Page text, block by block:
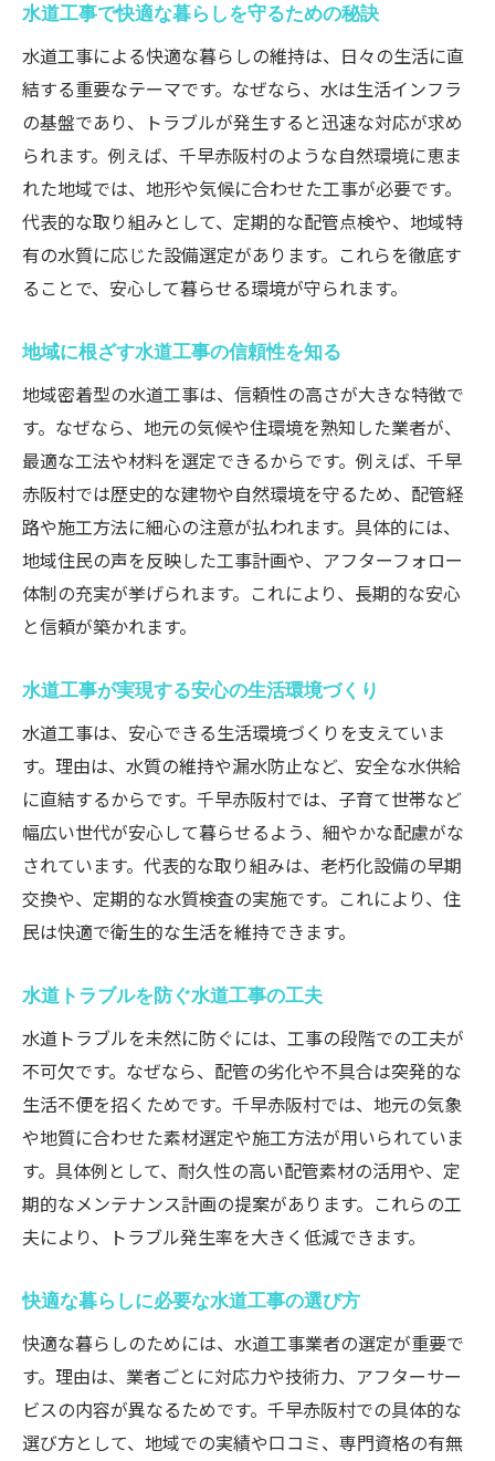
水道工事で快適な暮らしを守るための秘訣
水道工事による快適な暮らしの維持は、日々の生活に直
結する重要なテーマです。なぜなら、水は生活インフラ
の基盤であり、トラブルが発生すると迅速な対応が求め
られます。例えば、千早赤阪村のような自然環境に恵ま
れた地域では、地形や気候に合わせた工事が必要です。
代表的な取り組みとして、定期的な配管点検や、地域特
有の水質に応じた設備選定があります。これらを徹底す
ることで、安心して暮らせる環境が守られます。
地域に根ざす水道工事の信頼性を知る
地域密着型の水道工事は、信頼性の高さが大きな特徴で
す。なぜなら、地元の気候や住環境を熟知した業者が、
最適な工法や材料を選定できるからです。例えば、千早
赤阪村では歴史的な建物や自然環境を守るため、配管経
路や施工方法に細心の注意が払われます。具体的には、
地域住民の声を反映した工事計画や、アフターフォロー
体制の充実が挙げられます。これにより、長期的な安心
と信頼が築かれます。
水道工事が実現する安心の生活環境づくり
水道工事は、安心できる生活環境づくりを支えていま
す。理由は、水質の維持や漏水防止など、安全な水供給
に直結するからです。千早赤阪村では、子育て世帯など
幅広い世代が安心して暮らせるよう、細やかな配慮がな
されています。代表的な取り組みは、老朽化設備の早期
交換や、定期的な水質検査の実施です。これにより、住
民は快適で衛生的な生活を維持できます。
水道トラブルを防ぐ水道工事の工夫
水道トラブルを未然に防ぐには、工事の段階での工夫が
不可欠です。なぜなら、配管の劣化や不具合は突発的な
生活不便を招くためです。千早赤阪村では、地元の気象
や地質に合わせた素材選定や施工方法が用いられていま
す。具体例として、耐久性の高い配管素材の活用や、定
期的なメンテナンス計画の提案があります。これらの工
夫により、トラブル発生率を大きく低減できます。
快適な暮らしに必要な水道工事の選び方
快適な暮らしのためには、水道工事業者の選定が重要で
す。理由は、業者ごとに対応力や技術力、アフターサー
ビスの内容が異なるためです。千早赤阪村での具体的な
選び方として、地域での実績や口コミ、専門資格の有無